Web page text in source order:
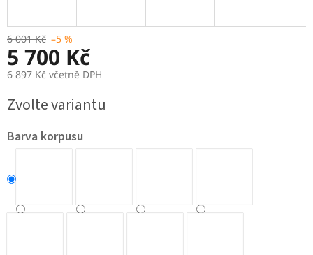
6 001 Kč –5 %
5 700 Kč
6 897 Kč včetně DPH
cena:
Zvolte variantu
Barva korpusu